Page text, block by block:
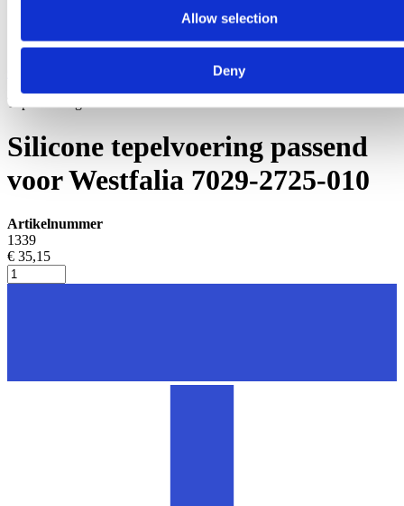
Allow selection
Deny
Ga naar het begin van de afbeeldingen-gallerij
Tepelvoeringen
Silicone tepelvoering passend
voor Westfalia 7029-2725-010
Artikelnummer
1339
€ 35,15